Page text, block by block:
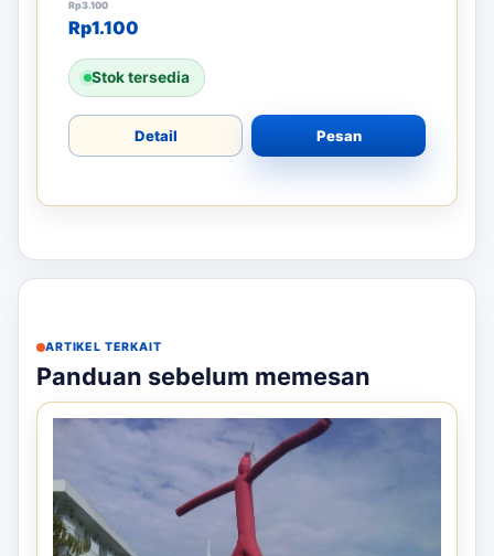
Rp3.100
Harga aslinya adalah: Rp3.100.
Rp1.100
Harga saat ini adalah: Rp1.100.
Stok tersedia
Detail Pesan
ARTIKEL TERKAIT
Panduan sebelum memesan